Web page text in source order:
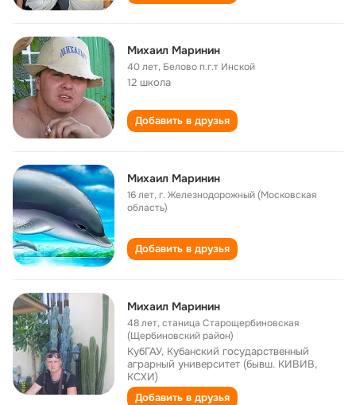
Михаил Маринин
40 лет, Белово п.г.т Инской
12 школа
Добавить в друзья
Михаил Маринин
16 лет,г. Железнодорожный (Московская
область)
Добавить в друзья
Михаил Маринин
48 лет,станица Старощербиновская
(Щербиновский район)
КубГАУ, Кубанский государственный
аграрный университет (бывш. КИВИВ,
КСХИ)
Добавить в друзья